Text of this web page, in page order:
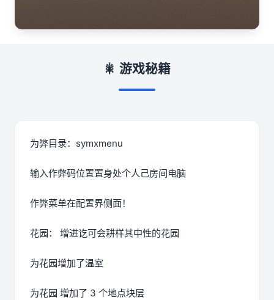
🎇 游戏秘籍
为弊目录：symxmenu
输入作弊码位置置身处个人己房间电脑
作弊菜单在配置界侧面！
花园： 增进讫可会耕样其中性的花园
为花园增加了温室
为花园 增加了 3 个地点块层